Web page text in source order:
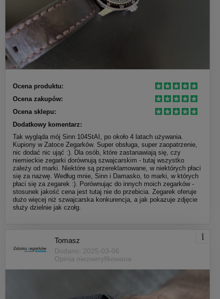
Ocena produktu:
Ocena zakupów:
Ocena sklepu:
Dodatkowy komentarz:
Tak wygląda mój Sinn 104StAI, po około 4 latach używania.
Kupiony w Zatoce Zegarków. Super obsługa, super zaopatrzenie,
nic dodać nic ująć :). Dla osób, które zastanawiają się, czy
niemieckie zegarki dorównują szwajcarskim - tutaj wszystko
zależy od marki. Niektóre są przereklamowane, w niektórych płaci
się za nazwę. Według mnie, Sinn i Damasko, to marki, w których
płaci się za zegarek :). Porównując do innych moich zegarków -
stosunek jakość cena jest tutaj nie do przebicia. Zegarek oferuje
dużo więcej niż szwajcarska konkurencja, a jak pokazuje zdjęcie
służy dzielnie jak czołg.
Tomasz
Dodano: 2025-03-06
Opinia niezweryfikowana